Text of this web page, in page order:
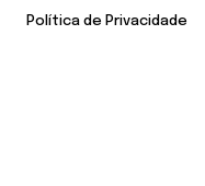
Política de Privacidade